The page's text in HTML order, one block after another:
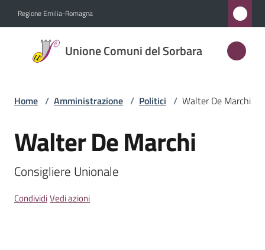
Regione Emilia-Romagna
Unione Comuni del Sorbara
Unione
Comuni
Sorbara
Amministrazione
Novità
Home / Amministrazione / Politici / Walter De Marchi
Salta al contenuto
Walter De Marchi
Consigliere Unionale
CondividiVedi azioni